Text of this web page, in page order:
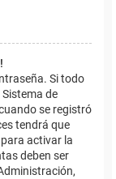
Si todo
de
se registró
tendrá que
activar la
deben ser